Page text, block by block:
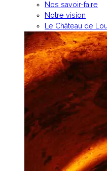
Nos savoir-faire
Notre vision
Le Château de